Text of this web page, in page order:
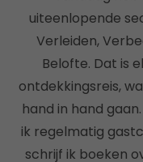
uiteenlopende
Verleiden,
Belofte. Dat is
ontdekkingsreis,
hand in hand
ik regelmatig
schrijf ik boeken